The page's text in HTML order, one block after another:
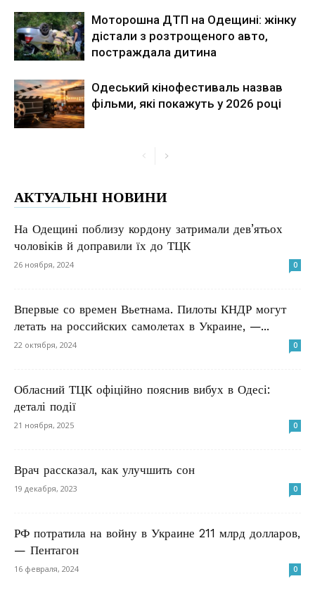
Моторошна ДТП на Одещині: жінку
дістали з розтрощеного авто,
постраждала дитина
Одеський кінофестиваль назвав
фільми, які покажуть у 2026 році
АКТУАЛЬНІ НОВИНИ
На Одещині поблизу кордону затримали дев’ятьох
чоловіків й доправили їх до ТЦК
26 ноября, 2024 0
Впервые со времен Вьетнама. Пилоты КНДР могут
летать на российских самолетах в Украине, —...
22 октября, 2024 0
Обласний ТЦК офіційно пояснив вибух в Одесі:
деталі події
21 ноября, 2025 0
Врач рассказал, как улучшить сон
19 декабря, 2023 0
РФ потратила на войну в Украине 211 млрд долларов,
— Пентагон
16 февраля, 2024 0